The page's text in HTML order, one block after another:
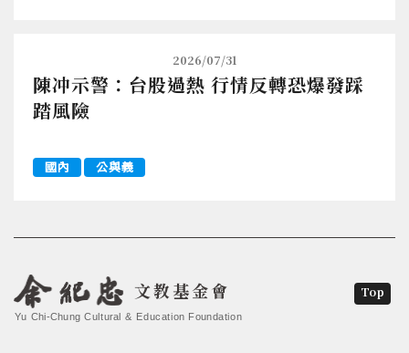
2026/07/31
陳冲示警：台股過熱 行情反轉恐爆發踩
踏風險
國內 公與義
文教基金會
Yu Chi-Chung Cultural & Education Foundation
Top